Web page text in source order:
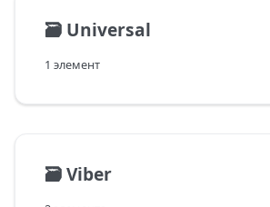
🗃️ Universal
1 элемент
🗃️Viber